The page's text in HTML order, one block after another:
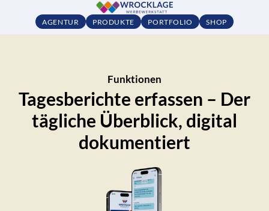
AGENTUR PRODUKTE PORTFOLIO SHOP
Funktionen
Tagesberichte erfassen – Der
tägliche Überblick, digital
dokumentiert